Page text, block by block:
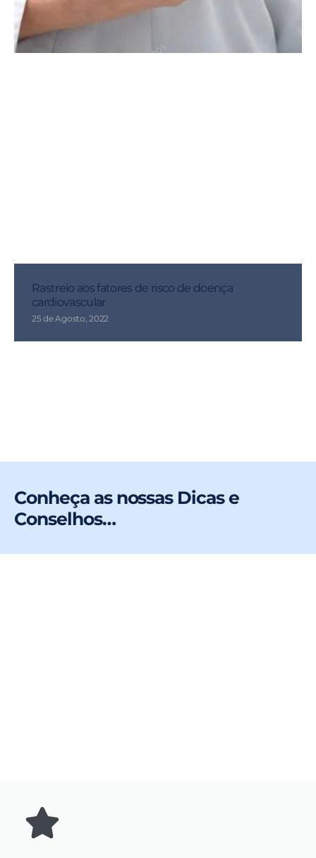
Rastreio aos fatores de risco de doença
cardiovascular
25 de Agosto, 2022
Conheça as nossas Dicas e
Conselhos…